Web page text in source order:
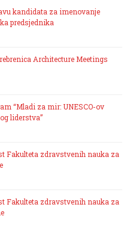
kandidata za imenovanje
predsjednika
Architecture Meetings
“Mladi za mir: UNESCO-ov
liderstva”
Fakulteta zdravstvenih nauka za
Fakulteta zdravstvenih nauka za